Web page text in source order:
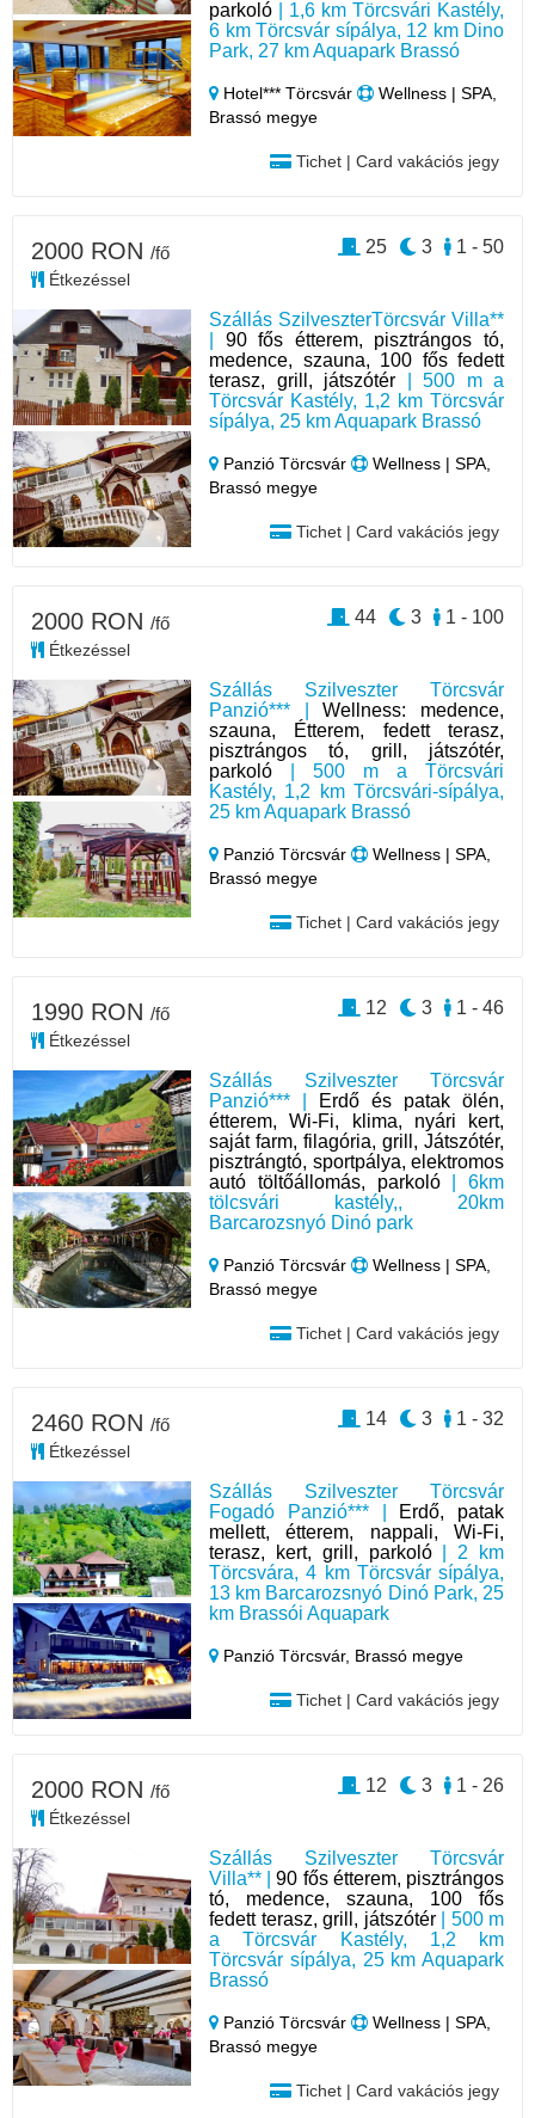
parkoló | 1,6 km Törcsvári Kastély,
6 km Törcsvár sípálya, 12 km Dino
Park, 27 km Aquapark Brassó
Hotel*** Törcsvár
Wellness | SPA,
Brassó megye
Tichet | Card vakációs jegy
Szállás SzilveszterTörcsvár Villa**
90 fős étterem, pisztrángos tó,
medence, szauna, 100 fős fedett
terasz, grill, játszótér | 500 m a
Törcsvár Kastély, 1,2 km Törcsvár
sípálya, 25 km Aquapark Brassó
Panzió Törcsvár
Wellness | SPA,
Brassó megye
Tichet | Card vakációs jegy
2000 RON /fő
Étkezéssel
1 - 50
3
25
Szállás Szilveszter Törcsvár
Panzió*** |Wellness: medence,
szauna, Étterem, fedett terasz,
pisztrángos tó, grill, játszótér,
parkoló | 500 m a Törcsvári
Kastély, 1,2 km Törcsvári-sípálya,
25 km Aquapark Brassó
Panzió Törcsvár
Wellness | SPA,
Brassó megye
Tichet | Card vakációs jegy
2000 RON /fő
Étkezéssel
1 - 100
3
44
Szállás Szilveszter Törcsvár
Panzió*** |
Erdő és patak ölén,
étterem, Wi-Fi, klima, nyári kert,
saját farm, filagória, grill, Játszótér,
pisztrángtó, sportpálya, elektromos
autó töltőállomás, parkoló| 6km
tölcsvári kastély,, 20km
Barcarozsnyó Dinó park
Panzió Törcsvár
Wellness | SPA,
Brassó megye
Tichet | Card vakációs jegy
1990 RON /fő
Étkezéssel
1 - 46
3
12
Szállás Szilveszter Törcsvár
Fogadó Panzió*** |
Erdő, patak
mellett, étterem, nappali, Wi-Fi,
terasz, kert, grill, parkoló| 2 km
Törcsvára, 4 km Törcsvár sípálya,
13 km Barcarozsnyó Dinó Park, 25
km Brassói Aquapark
Panzió Törcsvár, Brassó megye
Tichet | Card vakációs jegy
2460 RON /fő
Étkezéssel
1 - 32
3
14
Szállás Szilveszter Törcsvár
Villa** |90 fős étterem, pisztrángos
tó, medence, szauna, 100 fős
fedett terasz, grill, játszótér| 500 m
a Törcsvár Kastély, 1,2 km
Törcsvár sípálya, 25 km Aquapark
Brassó
Panzió Törcsvár
Wellness | SPA,
Brassó megye
Tichet | Card vakációs jegy
2000 RON /fő
Étkezéssel
1 - 26
3
12